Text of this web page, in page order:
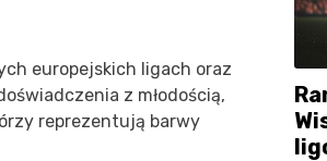
europejskich ligach oraz
z młodością,
reprezentują barwy